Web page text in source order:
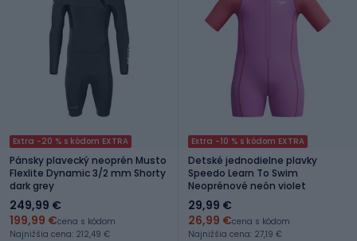
Extra -20 % s kódom EXTRA
Pánsky plavecký neoprén Musto
Flexlite Dynamic 3/2 mm Shorty
dark grey
249,99 €
199,99 €cena s kódom
Najnižšia cena: 212,49 €
Extra -10 % s kódom EXTRA
Detské jednodielne plavky
Speedo Learn To Swim
Neoprénové neón violet
29,99 €
26,99 €cena s kódom
Najnižšia cena: 27,19 €